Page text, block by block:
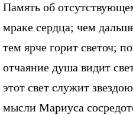
Память об
мраке сердца; чем
тем ярче горит светоч;
отчаяние душа видит
этот свет служит
мысли Мариуса